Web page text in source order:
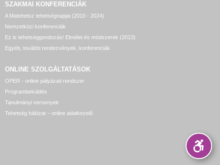
SZAKMAI KONFERENCIÁK
A Matehetsz tehetségnapjai (2010 - 2024)
Nemzetközi konferenciák
Ez is tehetséggondozás! Elmélet és módszerek (2013)
Egyéb, további rendezvények, konferenciák
ONLINE SZOLGÁLTATÁSOK
OPER - online pályázati rendszer
Programbeküldés
Tanulmányi versenyek
Tehetség hálózat – online adatkezelő